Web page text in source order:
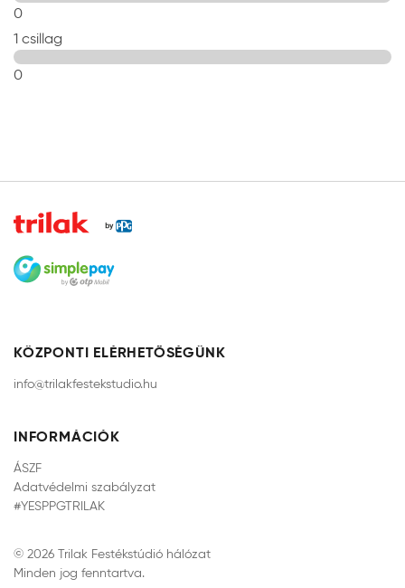
0
1 csillag
0
KÖZPONTI ELÉRHETŐSÉGÜNK
info@trilakfestekstudio.hu
INFORMÁCIÓK
ÁSZF
Adatvédelmi szabályzat
#YESPPGTRILAK
© 2026 Trilak Festékstúdió hálózat
Minden jog fenntartva.